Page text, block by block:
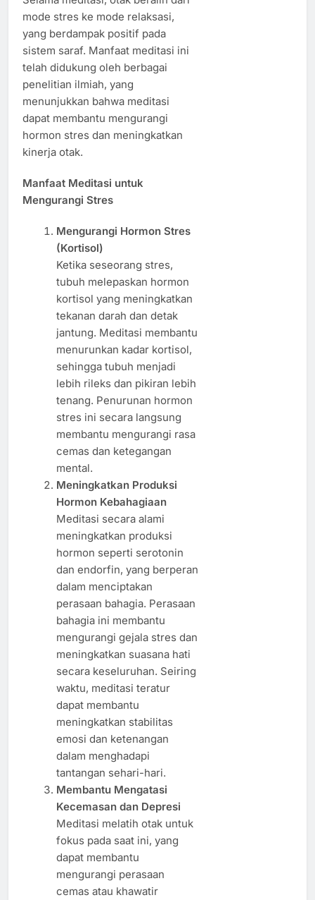
mode stres ke mode relaksasi,
yang berdampak positif pada
sistem saraf. Manfaat meditasi ini
telah didukung oleh berbagai
penelitian ilmiah, yang
menunjukkan bahwa meditasi
dapat membantu mengurangi
hormon stres dan meningkatkan
kinerja otak.
Manfaat Meditasi untuk
Mengurangi Stres
Mengurangi Hormon Stres
(Kortisol)
Ketika seseorang stres,
tubuh melepaskan hormon
kortisol yang meningkatkan
tekanan darah dan detak
jantung. Meditasi membantu
menurunkan kadar kortisol,
sehingga tubuh menjadi
lebih rileks dan pikiran lebih
tenang. Penurunan hormon
stres ini secara langsung
membantu mengurangi rasa
cemas dan ketegangan
mental.
Meningkatkan Produksi
Hormon Kebahagiaan
Meditasi secara alami
meningkatkan produksi
hormon seperti serotonin
dan endorfin, yang berperan
dalam menciptakan
perasaan bahagia. Perasaan
bahagia ini membantu
mengurangi gejala stres dan
meningkatkan suasana hati
secara keseluruhan. Seiring
waktu, meditasi teratur
dapat membantu
meningkatkan stabilitas
emosi dan ketenangan
dalam menghadapi
tantangan sehari-hari.
Membantu Mengatasi
Kecemasan dan Depresi
Meditasi melatih otak untuk
fokus pada saat ini, yang
dapat membantu
mengurangi perasaan
cemas atau khawatir